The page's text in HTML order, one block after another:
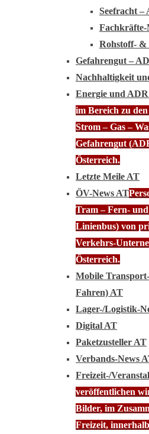
Seefracht –
Fachkräfte-
Rohstoff- &
Gefahrengut –
Nachhaltigkeit
Energie und
im Bereich zu
Strom – Gas –
Gefahrengut
Österreich.
Letzte Meile AT
ÖV-News AT
Tram – Fern-
Linienbus) von
Verkehrs-
Österreich.
Mobile
Fahren) AT
Lager-/Logistik-
Digital AT
Paketzusteller AT
Verbands-News
Freizeit-/
veröffentlichen
Bilder, im
Freizeit,